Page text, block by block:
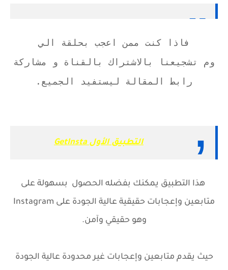
فاذا كنت ممن اعجب بحلقة الي
وم تشجيعنا بالاشتراك بالقناة و مشاركة
رابط المقالة ليستفيد الجميع.
التطبيق الأول GetInsta
هذا التطبيق يمكنك بفضله الحصول بسهولة على
متابعين وإعجابات حقيقية عالية الجودة على Instagram
وهو حقيقي وآمن.
حيث يقدم متابعين وإعجابات غير محدودة عالية الجودة